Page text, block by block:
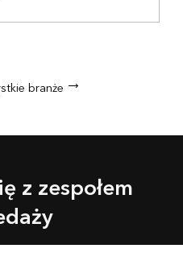
branże
z zespołem